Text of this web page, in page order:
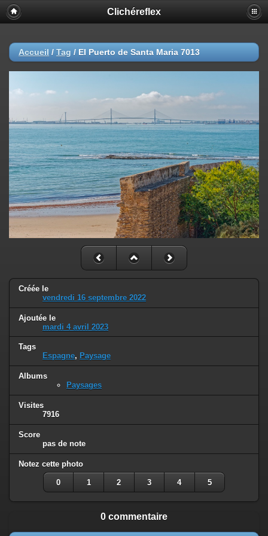
Clichéreflex
Accueil / Tag / El Puerto de Santa Maria 7013
Créée le
vendredi 16 septembre 2022
Ajoutée le
mardi 4 avril 2023
Tags
Espagne, Paysage
Albums
Paysages
Visites
7916
Score
pas de note
Notez cette photo
0 1 2 3 4 5
0 commentaire